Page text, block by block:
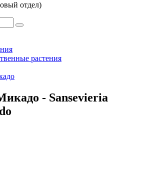
отдел)
растения
- Sansevieria